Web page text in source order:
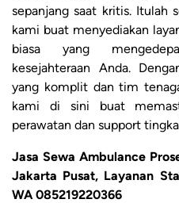
sepanjang saat kritis. Itulah
kami buat menyediakan
biasa yang
kesejahteraan Anda.
yang komplit dan tim
kami di sini buat
perawatan dan support
Jasa Sewa Ambulance
Jakarta Pusat, Layanan
WA 085219220366